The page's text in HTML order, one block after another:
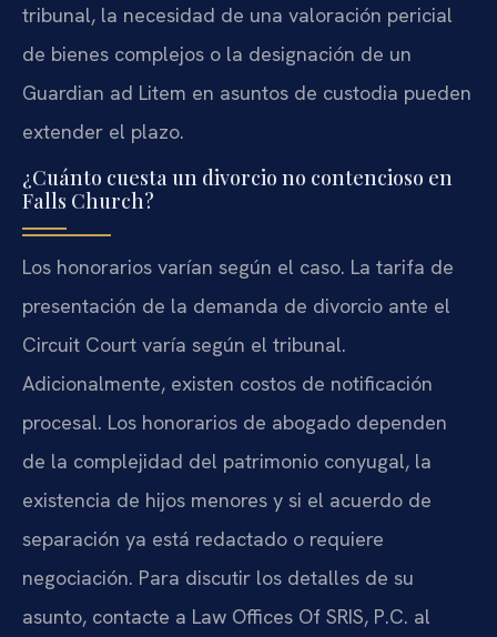
tribunal, la necesidad de una valoración pericial
de bienes complejos o la designación de un
Guardian ad Litem en asuntos de custodia pueden
extender el plazo.
¿Cuánto cuesta un divorcio no contencioso en
Falls Church?
Los honorarios varían según el caso. La tarifa de
presentación de la demanda de divorcio ante el
Circuit Court varía según el tribunal.
Adicionalmente, existen costos de notificación
procesal. Los honorarios de abogado dependen
de la complejidad del patrimonio conyugal, la
existencia de hijos menores y si el acuerdo de
separación ya está redactado o requiere
negociación. Para discutir los detalles de su
asunto, contacte a Law Offices Of SRIS, P.C. al